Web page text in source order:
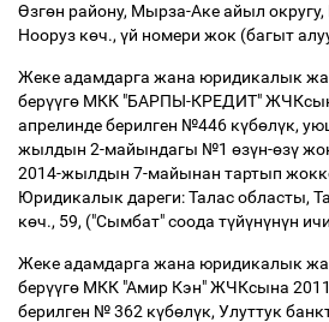
Өзгөн району, Мырза-Аке айыл
Нооруз көч., үй номери жок (багыт
Жеке адамдарга жана юридикалык
берүүгө МКК "БАРПЫ-КРЕДИТ"
апрелинде берилген №446 күбөлүк,
жылдын 2-майындагы №1 өзүн-өзү
2014-жылдын 7-майынан тартып
Юридикалык дареги: Талас областы,
көч., 59, ("Сымбат" соода түйүнүнүн
Жеке адамдарга жана юридикалык
берүүгө МКК "Амир Кэн" ЖЧКсына
берилген № 362 күбөлүк, Улуттук